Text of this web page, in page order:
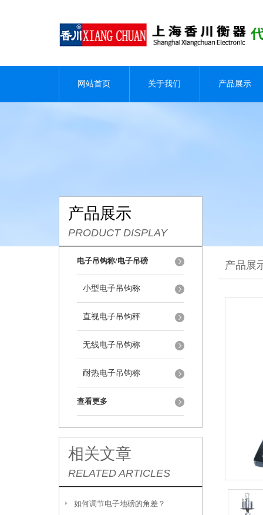
网站首页 关于我们 产品展示
产品展示
PRODUCT DISPLAY
电子吊钩称/电子吊磅
小型电子吊钩称
直视电子吊钩秤
无线电子吊钩称
耐热电子吊钩称
查看更多
相关文章
RELATED ARTICLES
如何调节电子地磅的角差？
产品展